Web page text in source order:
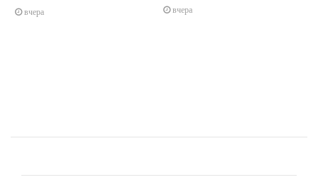
вчера вчера